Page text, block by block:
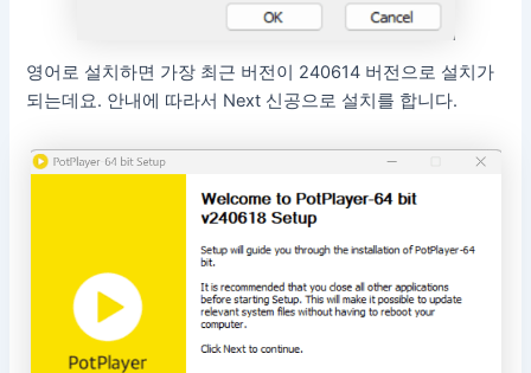
영어로 설치하면 가장 최근 버전이 240614 버전으로 설치가
되는데요. 안내에 따라서 Next 신공으로 설치를 합니다.